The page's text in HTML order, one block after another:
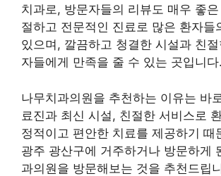
치과로, 방문자들의 리뷰도 매우 좋
절하고 전문적인 진료로 많은 환자들
있으며, 깔끔하고 청결한 시설과 친
자들에게 만족을 줄 수 있는 곳입니다.
나무치과의원을 추천하는 이유는 바
료진과 최신 시설, 친절한 서비스로
정적이고 편안한 치료를 제공하기 때
광주 광산구에 거주하거나 방문하게
과의원을 방문해보는 것을 추천드립